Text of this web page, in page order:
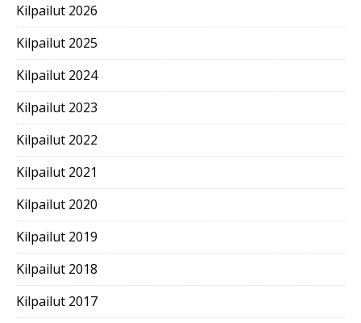
Kilpailut 2026
Kilpailut 2025
Kilpailut 2024
Kilpailut 2023
Kilpailut 2022
Kilpailut 2021
Kilpailut 2020
Kilpailut 2019
Kilpailut 2018
Kilpailut 2017